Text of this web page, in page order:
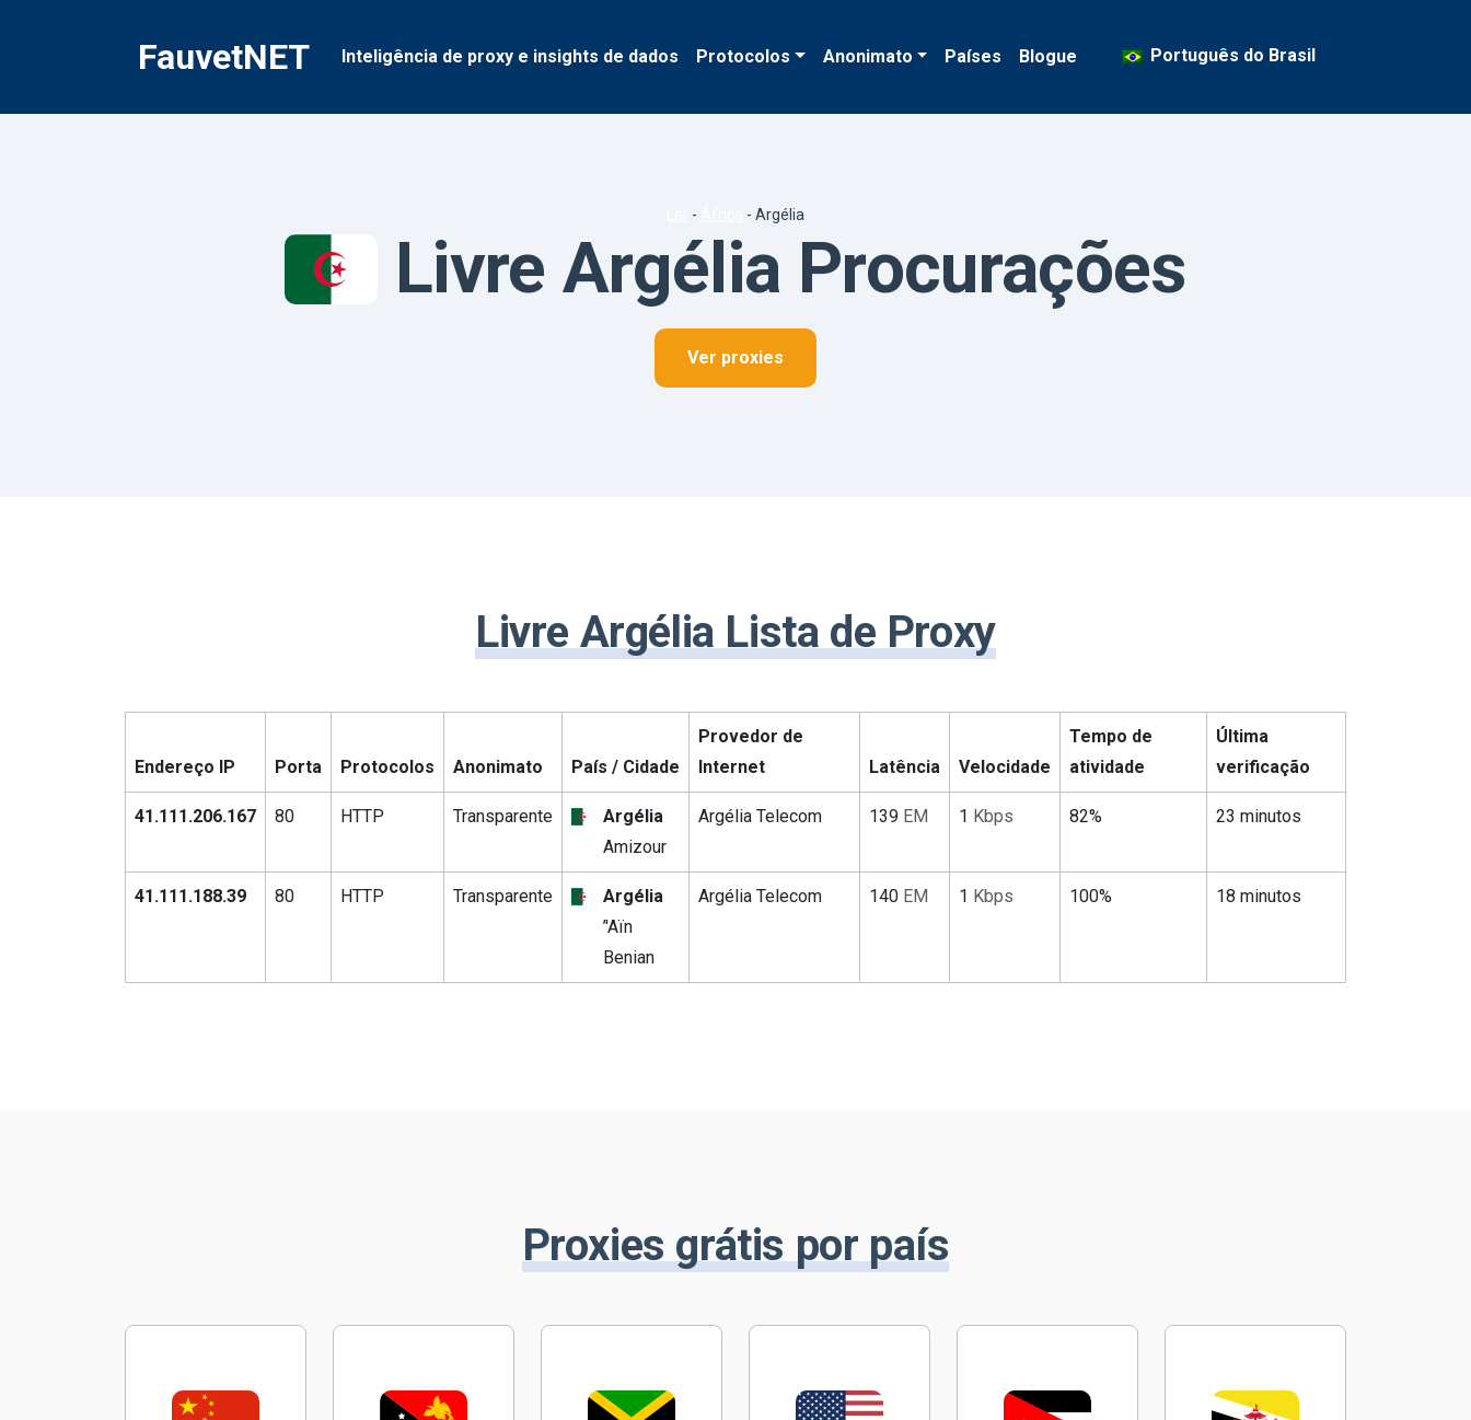
FauvetNET Inteligência de proxy e insights de dados Protocolos Anonimato Países Blogue Português do Brasil
- - Argélia
Livre Argélia Procurações
Ver proxies
Livre Argélia Lista de Proxy
Endereço IP Porta Protocolos Anonimato País / Cidade
Provedor de
Internet
Latência Velocidade
Tempo de
atividade
Última
verificação
41.111.206.167 80 HTTP Transparente
Argélia
Amizour
Argélia Telecom 139 EM 1 Kbps 82% 23 minutos
41.111.188.39 80 HTTP Transparente
Argélia
’'Aïn
Benian
Argélia Telecom 140 EM 1 Kbps 100% 18 minutos
Proxies grátis por país